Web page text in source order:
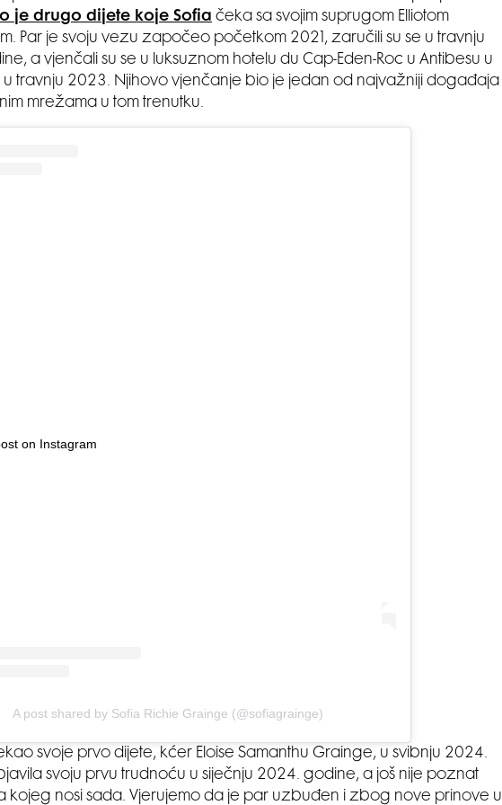
je drugo dijete koje Sofia čeka sa svojim suprugom Elliotom
Par je svoju vezu započeo početkom 2021, zaručili su se u travnju
a vjenčali su se u luksuznom hotelu du Cap-Eden-Roc u Antibesu u
u travnju 2023. Njihovo vjenčanje bio je jedan od najvažniji događaja
mrežama u tom trenutku.
on Instagram
A post shared by Sofia Richie Grainge (@sofiagrainge)
svoje prvo dijete, kćer Eloise Samanthu Grainge, u svibnju 2024.
svoju prvu trudnoću u siječnju 2024. godine, a još nije poznat
kojeg nosi sada. Vjerujemo da je par uzbuđen i zbog nove prinove u